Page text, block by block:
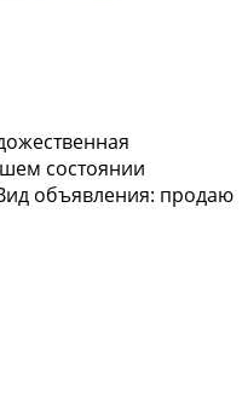
состоянии
объявления: продаю